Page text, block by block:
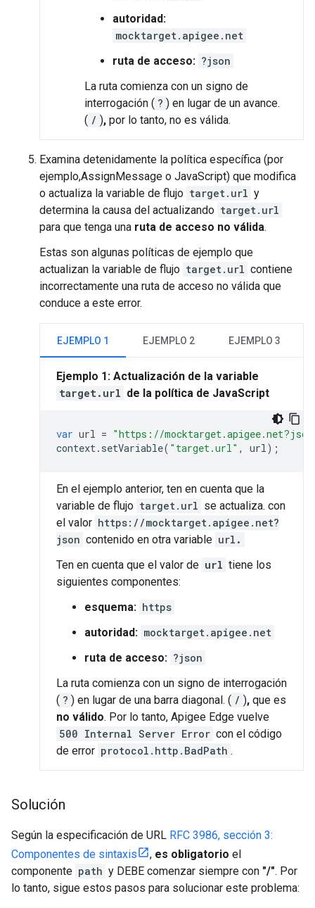
autoridad:
mocktarget.apigee.net
ruta de acceso: ?json
La ruta comienza con un signo de
interrogación ( ? ) en lugar de un avance.
( / ), por lo tanto, no es válida.
Examina detenidamente la política específica (por
ejemplo,AssignMessage o JavaScript) que modifica
o actualiza la variable de flujo target.url y
determina la causa del actualizando target.url
para que tenga una ruta de acceso no válida.
Estas son algunas políticas de ejemplo que
actualizan la variable de flujo target.url contiene
incorrectamente una ruta de acceso no válida que
conduce a este error.
EJEMPLO 1 EJEMPLO 2 EJEMPLO 3
Ejemplo 1: Actualización de la variable
target.url de la política de JavaScript
var url = "https://
context. setVariable( "target.url" , url);
En el ejemplo anterior, ten en cuenta que la
variable de flujo target.url se actualiza. con
el valor https://mocktarget.apigee.net?
json contenido en otra variable url .
Ten en cuenta que el valor de url tiene los
siguientes componentes:
esquema: https
autoridad: mocktarget.apigee.net
ruta de acceso: ?json
La ruta comienza con un signo de interrogación
( ? ) en lugar de una barra diagonal. ( / ), que es
no válido. Por lo tanto, Apigee Edge vuelve
500 Internal Server Error con el código
de error protocol.http.BadPath .
Solución
Según la especificación de URL RFC 3986, sección 3:
Componentes de sintaxis
, es obligatorio el
componente path y DEBE comenzar siempre con "/". Por
lo tanto, sigue estos pasos para solucionar este problema: